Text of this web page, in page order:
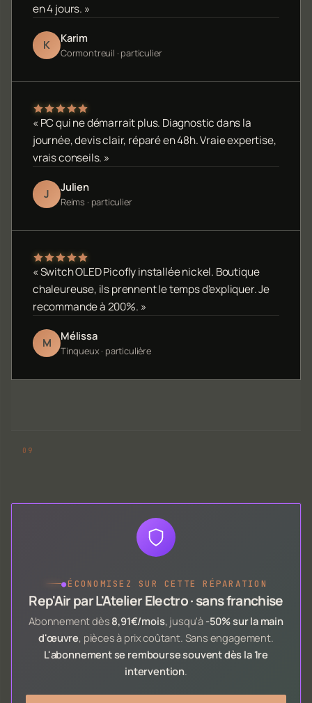
en 4 jours. »
K Karim
Cormontreuil · particulier
« PC qui ne démarrait plus. Diagnostic dans la
journée, devis clair, réparé en 48h. Vraie expertise,
vrais conseils. »
J Julien
Reims · particulier
« Switch OLED Picofly installée nickel. Boutique
chaleureuse, ils prennent le temps d'expliquer. Je
recommande à 200%. »
M Mélissa
Tinqueux · particulière
●ÉCONOMISEZ SUR CETTE RÉPARATION
Rep'Air par L'Atelier Electro · sans franchise
Abonnement dès 8,91€/mois, jusqu'à -50% sur la main
d'œuvre, pièces à prix coûtant. Sans engagement.
L'abonnement se rembourse souvent dès la 1re
intervention.